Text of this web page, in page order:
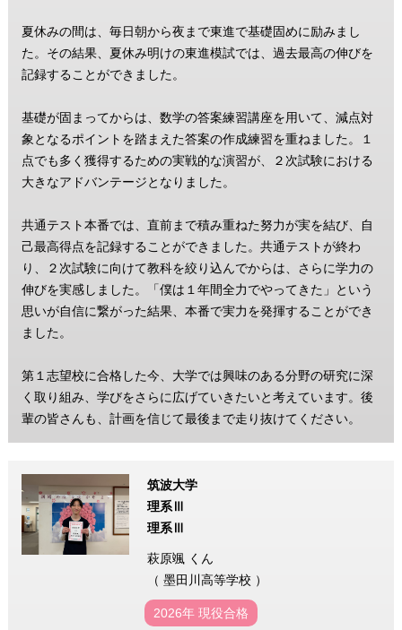
夏休みの間は、毎日朝から夜まで東進で基礎固めに励みまし
た。その結果、夏休み明けの東進模試では、過去最高の伸びを
記録することができました。
基礎が固まってからは、数学の答案練習講座を用いて、減点対
象となるポイントを踏まえた答案の作成練習を重ねました。１
点でも多く獲得するための実戦的な演習が、２次試験における
大きなアドバンテージとなりました。
共通テスト本番では、直前まで積み重ねた努力が実を結び、自
己最高得点を記録することができました。共通テストが終わ
り、２次試験に向けて教科を絞り込んでからは、さらに学力の
伸びを実感しました。「僕は１年間全力でやってきた」という
思いが自信に繋がった結果、本番で実力を発揮することができ
ました。
第１志望校に合格した今、大学では興味のある分野の研究に深
く取り組み、学びをさらに広げていきたいと考えています。後
輩の皆さんも、計画を信じて最後まで走り抜けてください。
筑波大学
理系Ⅲ
理系Ⅲ
萩原颯 くん
（ 墨田川高等学校 ）
2026年 現役合格